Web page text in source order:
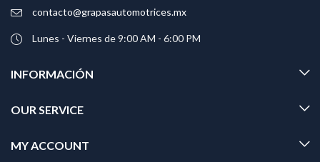
contacto@grapasautomotrices.mx
Lunes - Viernes de 9:00 AM - 6:00 PM
INFORMACIÓN
OUR SERVICE
MY ACCOUNT